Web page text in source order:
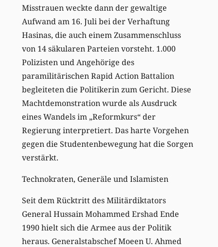
Misstrauen weckte dann der gewaltige
Aufwand am 16. Juli bei der Verhaftung
Hasinas, die auch einem Zusammenschluss
von 14 säkularen Parteien vorsteht. 1.000
Polizisten und Angehörige des
paramilitärischen Rapid Action Battalion
begleiteten die Politikerin zum Gericht. Diese
Machtdemonstration wurde als Ausdruck
eines Wandels im „Reformkurs“ der
Regierung interpretiert. Das harte Vorgehen
gegen die Studentenbewegung hat die Sorgen
verstärkt.
Technokraten, Generäle und Islamisten
Seit dem Rücktritt des Militärdiktators
General Hussain Mohammed Ershad Ende
1990 hielt sich die Armee aus der Politik
heraus. Generalstabschef Moeen U. Ahmed